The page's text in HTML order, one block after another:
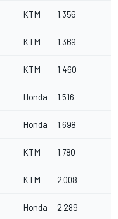
KTM 1.356
KTM 1.369
KTM 1.460
Honda 1.516
Honda 1.698
KTM 1.780
KTM 2.008
Honda 2.289